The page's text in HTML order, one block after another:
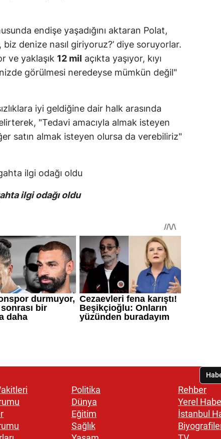
endişe yaşadığını aktaran Polat,
biz denize nasıl giriyoruz?’ diye soruyorlar.
ve yaklaşık 12 mil açıkta yaşıyor, kıyı
görülmesi neredeyse mümkün değil"
iyi geldiğine dair halk arasında
"Tedavi amacıyla almak isteyen
satın almak isteyen olursa da verebiliriz"
ilgi odağı oldu
Politika
Dünya
Eğitim
Sağlık
Rehber
Yerel
İstanbul